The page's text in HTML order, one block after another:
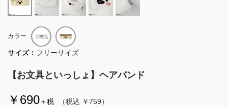
【お文具といっしょ】ヘアバンド
￥690＋税 （税込 ￥759）
カラー
サイズ： フリーサイズ